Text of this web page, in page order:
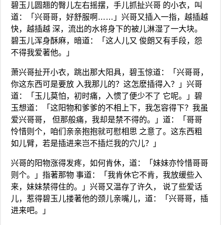
碧玉儿圆翘的臀儿左右摇摆，手儿抓扯兴哥 的小衣，叫
道：「兴哥哥，好舒服啊……」兴哥又插入一指，越插越
快，越插越 深，流出的水将身下的被儿淋湿了一大块。
碧玉儿浑身酥麻，暗道：「这人儿又 俊朗又有手段，怨
不得我爱著他。」
萧兴哥扯开小衣，跳出那大阳具，碧玉惊道：「兴哥哥，
你这东西可是要放 入我那儿的？这怎麽插得入？」兴哥
道：「玉儿莫怕，初时痛，入惯了便少不了 它呢。」碧
玉想道：「这阳物和爹爹的不相上下，我怎容得下？我虽
爱兴哥哥， 但那般痛，我却是禁不得的。」道：「哥哥
怜惜则个，咱们亲亲抱抱就可慰相思 之意了。这东西粗
如儿臂，若是插进来岂不插烂我的穴儿？」
兴哥的阳物涨得发疼，如何肯休，道：「妹妹亦怜惜哥哥
则个。」指著那物 事道：「我肯休它不肯，我放缓些入
来，妹妹禁得住的。」兴哥又温存了许久， 说了些爱话
儿，惹得碧玉儿搂著他的颈儿亲嘴儿，道：「兴哥哥，插
进来吧。」